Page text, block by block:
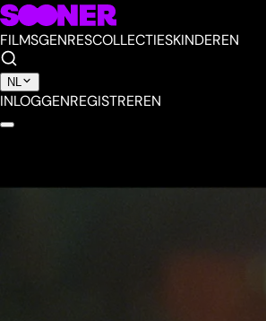
FILMSGENRESCOLLECTIESKINDEREN
NL
INLOGGENREGISTREREN